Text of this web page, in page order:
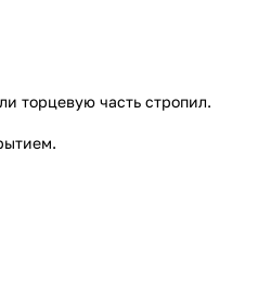
торцевую часть стропил.